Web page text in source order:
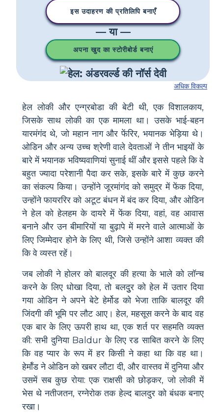
इस उदाहरण की प्रतिलिपि बनाएँ
— या —
अपना खुद का स्टोरीबोर्ड बनाएं
अधिक विकल्प
हेल ​​लोकी और एन्ग्रबोडा की बेटी थी, एक विशालकाय,
जिसके साथ लोकी का एक मामला था। उसके भाई-बहन
यारमंगंद थे, जो महान नाग और फेंरिर, भयानक भेड़िया थे।
ओडिन और अन्य उच्च श्रेणी वाले देवताओं ने तीन भाइयों के
बारे में भयानक भविष्यवाणियां सुनाई थीं और इससे पहले कि वे
बहुत ज्यादा परेशानी पैदा कर सके, इसके बारे में कुछ करने
का संकल्प किया। उन्होंने जूरमांगंद को समुद्र में फेंक दिया,
उन्होंने फायररिर को अटूट बंधन में बंद कर दिया, और ओडिन
ने हेल को हेलहम के दायरे में फेंक दिया, वहां, वह आवास
बनाने और उन बीमारियों या बुढ़ापे में मरने वाले आत्माओं के
लिए जिम्मेदार होने के लिए थी, जिसे उन्होंने आशा व्यक्त की
कि वे व्यस्त रहें।
जब लोकी ने होलर को बालदूर की हत्या के भाले को लॉन्च
करने के लिए धोखा दिया, तो बलदुुर को हेल में उतार दिया
गया ओडिन ने अपने बेटे हेर्मोड को भेजा ताकि बालदूर की
जिंदगी की भूमि पर लौट आए। हेल, महसूस करने के बाद वह
एक बार के लिए ऊपरी हाथ था, एक शर्त पर सहमति व्यक्त
की: सभी दुनिया Baldur के लिए रड साबित करने के लिए
कि वह प्यार के रूप में हर किसी ने कहा था कि वह था।
हेर्मॉड ने ओडिन को खबर लौटा दी, और वास्तव में दुनिया और
उसमें सब कुछ रोया: एक राक्षसी को छोड़कर, जो लोकी में
भेस थे नतीजतन, रग्नेरोक तक हेल्द बालदुर को बंधक बनाए
रखा।